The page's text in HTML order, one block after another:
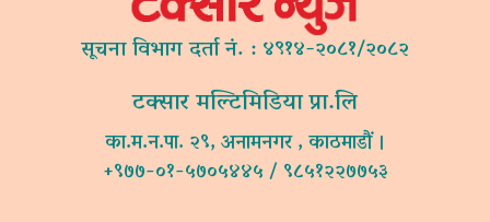
सूचना विभाग दर्ता नं. : ४९१४-२०८१/२०८२
टक्सार मल्टिमिडिया प्रा.लि
का.म.न.पा. २९, अनामनगर , काठमाडौं ।
+९७७-०१-५७०५४४५ / ९८५१२२७७५३